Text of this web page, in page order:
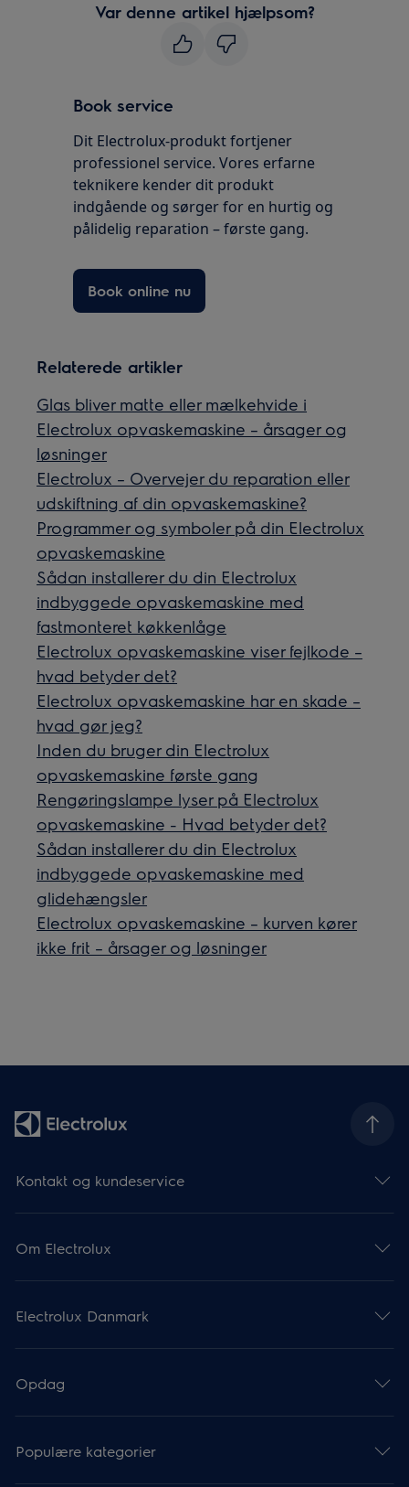
Var denne artikel hjælpsom?
Book service
Dit Electrolux-produkt fortjener
professionel service. Vores erfarne
teknikere kender dit produkt
indgående og sørger for en hurtig og
pålidelig reparation – første gang.
Book online nu
Relaterede artikler
Glas bliver matte eller mælkehvide i
Electrolux opvaskemaskine – årsager og
løsninger
Electrolux – Overvejer du reparation eller
udskiftning af din opvaskemaskine?
Programmer og symboler på din Electrolux
opvaskemaskine
Sådan installerer du din Electrolux
indbyggede opvaskemaskine med
fastmonteret køkkenlåge
Electrolux opvaskemaskine viser fejlkode –
hvad betyder det?
Electrolux opvaskemaskine har en skade –
hvad gør jeg?
Inden du bruger din Electrolux
opvaskemaskine første gang
Rengøringslampe lyser på Electrolux
opvaskemaskine - Hvad betyder det?
Sådan installerer du din Electrolux
indbyggede opvaskemaskine med
glidehængsler
Electrolux opvaskemaskine – kurven kører
ikke frit – årsager og løsninger
Kontakt og kundeservice
Om Electrolux
Electrolux Danmark
Opdag
Populære kategorier